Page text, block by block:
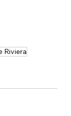
Riviera